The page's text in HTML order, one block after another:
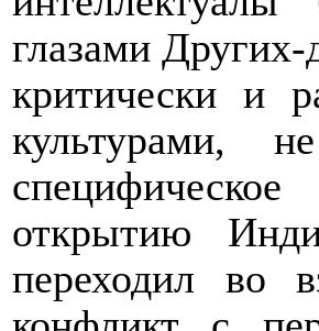
глазами
критически и
культурами,
открытию
переходил во